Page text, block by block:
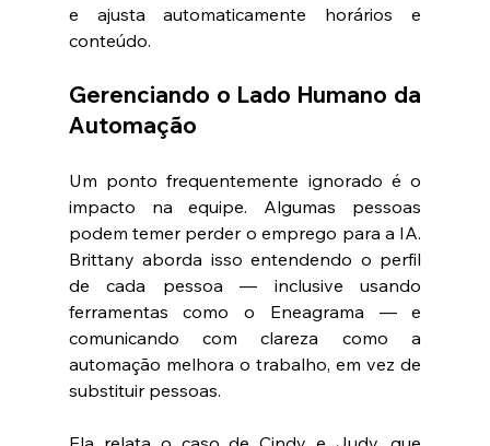
e ajusta automaticamente horários e
conteúdo.
Gerenciando o Lado Humano da
Automação
Um ponto frequentemente ignorado é o
impacto na equipe. Algumas pessoas
podem temer perder o emprego para a IA.
Brittany aborda isso entendendo o perfil
de cada pessoa — inclusive usando
ferramentas como o Eneagrama — e
comunicando com clareza como a
automação melhora o trabalho, em vez de
substituir pessoas.